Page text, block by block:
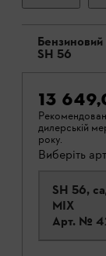
SH 56
13
дилерській
року.
Виберіть
SH 56,
МІХ
Арт. №